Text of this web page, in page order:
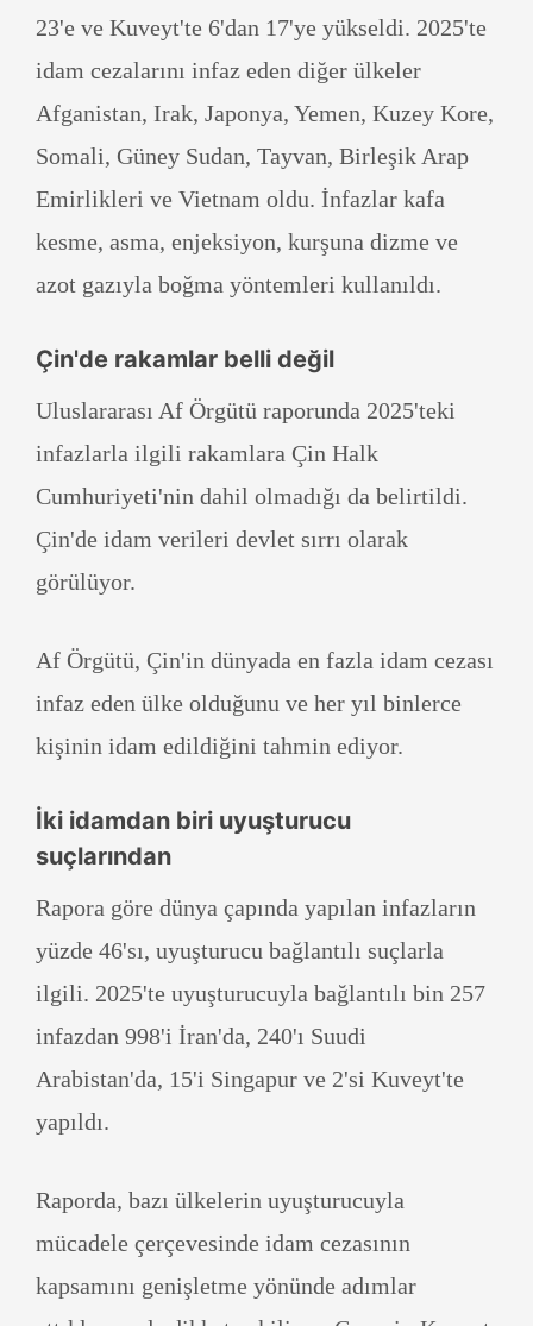
23'e ve Kuveyt'te 6'dan 17'ye yükseldi. 2025'te
idam cezalarını infaz eden diğer ülkeler
Afganistan, Irak, Japonya, Yemen, Kuzey Kore,
Somali, Güney Sudan, Tayvan, Birleşik Arap
Emirlikleri ve Vietnam oldu. İnfazlar kafa
kesme, asma, enjeksiyon, kurşuna dizme ve
azot gazıyla boğma yöntemleri kullanıldı.
Çin'de rakamlar belli değil
Uluslararası Af Örgütü raporunda 2025'teki
infazlarla ilgili rakamlara Çin Halk
Cumhuriyeti'nin dahil olmadığı da belirtildi.
Çin'de idam verileri devlet sırrı olarak
görülüyor.
Af Örgütü, Çin'in dünyada en fazla idam cezası
infaz eden ülke olduğunu ve her yıl binlerce
kişinin idam edildiğini tahmin ediyor.
İki idamdan biri uyuşturucu
suçlarından
Rapora göre dünya çapında yapılan infazların
yüzde 46'sı, uyuşturucu bağlantılı suçlarla
ilgili. 2025'te uyuşturucuyla bağlantılı bin 257
infazdan 998'i İran'da, 240'ı Suudi
Arabistan'da, 15'i Singapur ve 2'si Kuveyt'te
yapıldı.
Raporda, bazı ülkelerin uyuşturucuyla
mücadele çerçevesinde idam cezasının
kapsamını genişletme yönünde adımlar